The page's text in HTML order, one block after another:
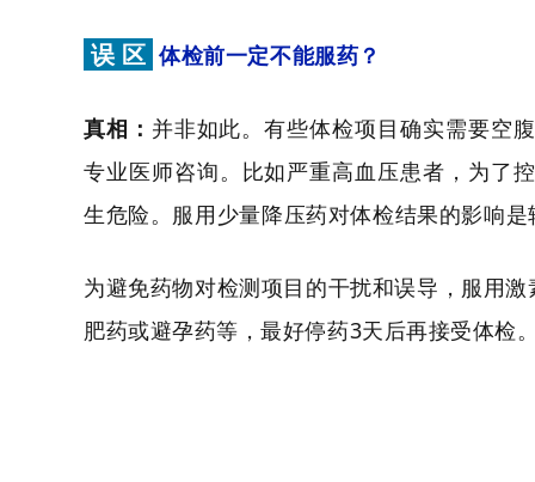
误 区 体检前一定不能服药？
真相： 并非如此。有些体检项目确实需要空
专业医师咨询。比如严重高血压患者，为了
生危险。服用少量降压药对体检结果的影响
为避免药物对检测项目的干扰和误导，服用
肥药或避孕药等，最好停药3天后再接受体检